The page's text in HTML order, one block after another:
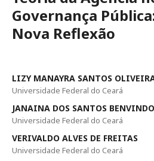
Governança
Nova Reflexão
LIZY MANAYRA SANTOS
Universidade Federal do Ceará
JANAINA DOS SANTOS BENVINDO
Universidade Federal do Ceará
VERIVALDO ALVES DE FREITAS
Universidade Federal do Ceará